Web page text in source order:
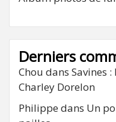
Derniers
Chou dans Savines
Charley Dorelon
Philippe dans Un